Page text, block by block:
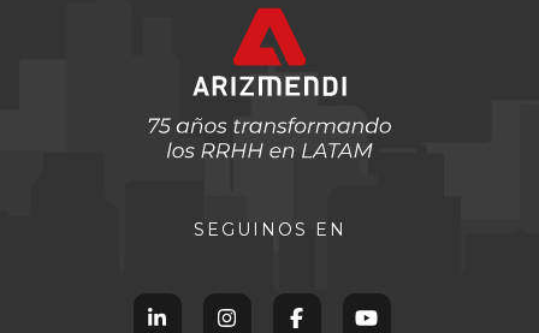
SEGUINOS EN